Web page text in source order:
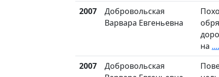
2007
Добровольская
Варвара Евгеньевна
на
2007
Добровольская